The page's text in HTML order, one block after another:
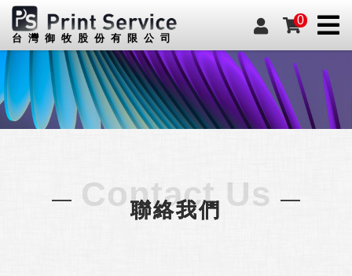
台灣御牧股份有限公司
0
Contact Us
聯絡我們